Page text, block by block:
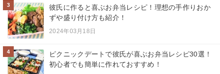
3
彼氏に作ると喜ぶお弁当レシピ！理想の手作りおか
ずや盛り付け方も紹介！
2024年03月18日
4
ピクニックデートで彼氏が喜ぶお弁当レシピ30選！
初心者でも簡単に作れておすすめ！